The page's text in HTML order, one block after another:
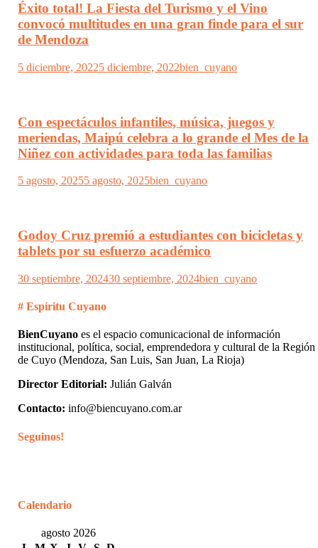
Éxito total! La Fiesta del Turismo y el Vino
convocó multitudes en una gran finde para el sur
de Mendoza
5 diciembre, 20225 diciembre, 2022bien_cuyano
Con espectáculos infantiles, música, juegos y
meriendas, Maipú celebra a lo grande el Mes de la
Niñez con actividades para toda las familias
5 agosto, 20255 agosto, 2025bien_cuyano
Godoy Cruz premió a estudiantes con bicicletas y
tablets por su esfuerzo académico
30 septiembre, 202430 septiembre, 2024bien_cuyano
# Espíritu Cuyano
BienCuyano es el espacio comunicacional de información
institucional, política, social, emprendedora y cultural de la Región
de Cuyo (Mendoza, San Luis, San Juan, La Rioja)
Director Editorial: Julián Galván
Contacto: info@biencuyano.com.ar
Seguinos!
Calendario
agosto 2026